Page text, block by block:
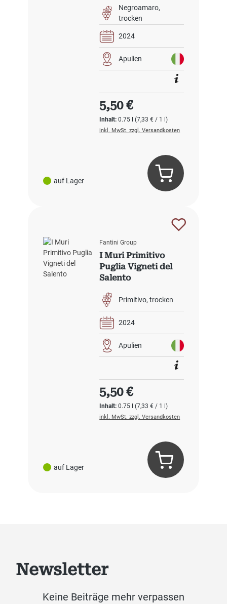
auf Lager
Negroamaro
trocken
2024
Apulien
Inhalt:0.75 l(7,33 € / 1 l)
Regulärer Preis:
5,50 €
inkl. MwSt. zzgl. Versandkosten
auf Lager
Fantini Group
I Muri Primitivo
Puglia Vigneti del
Salento
Primitivo trocken
2024
Apulien
Inhalt:0.75 l(7,33 € / 1 l)
Regulärer Preis:
5,50 €
inkl. MwSt. zzgl. Versandkosten
Newsletter
Keine Beiträge mehr verpassen